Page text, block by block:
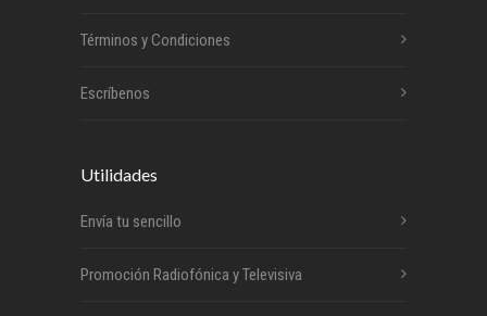
Términos y Condiciones
Escríbenos
Utilidades
Envía tu sencillo
Promoción Radiofónica y Televisiva